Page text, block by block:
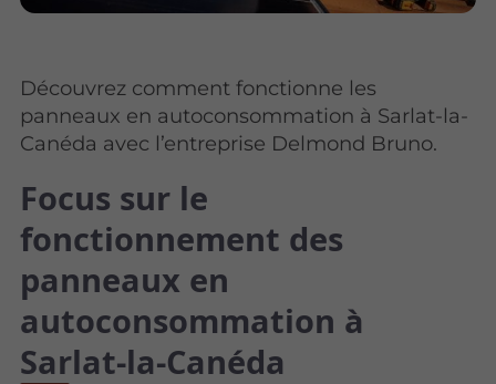
Découvrez comment fonctionne les
panneaux en autoconsommation à Sarlat-la-
Canéda avec l’entreprise Delmond Bruno.
Focus sur le
fonctionnement des
panneaux en
autoconsommation à
Sarlat-la-Canéda